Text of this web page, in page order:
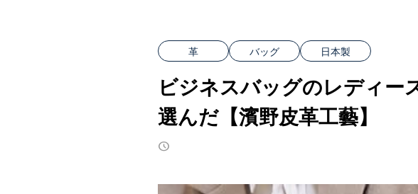
革 バッグ 日本製
ビジネスバッグのレディー
選んだ【濱野皮革工藝】